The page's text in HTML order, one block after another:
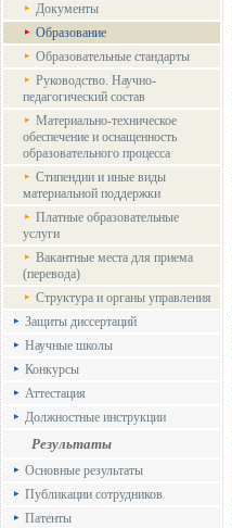
Документы
Образование
Образовательные стандарты
Руководство. Научно-
педагогический состав
Материально-техническое
обеспечение и оснащенность
образовательного процесса
Стипендии и иные виды
материальной поддержки
Платные образовательные
услуги
Вакантные места для приема
(перевода)
Структура и органы управления
Защиты диссертаций
Научные школы
Конкурсы
Аттестация
Должностные инструкции
Результаты
Основные результаты
Публикации сотрудников
Патенты